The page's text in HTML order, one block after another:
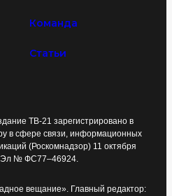
Команда
Статьи
ТВ-21 зарегистрировано в
в сфере связи, информационных
(Роскомнадзор) 11 октября
Эл № ФС77–46924.
вещание». Главный редактор: